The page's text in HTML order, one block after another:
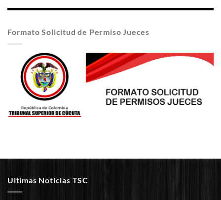
Formato Solicitud de Permiso Jueces
Ultimas Noticias TSC